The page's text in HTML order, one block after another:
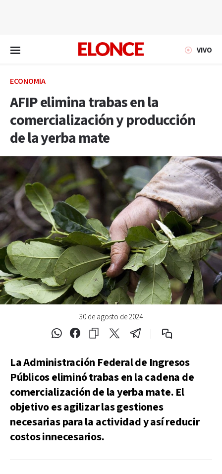
VIVO
ECONOMÍA
AFIP elimina trabas en la
comercialización y producción
de la yerba mate
30 de agosto de 2024
La Administración Federal de Ingresos
Públicos eliminó trabas en la cadena de
comercialización de la yerba mate. El
objetivo es agilizar las gestiones
necesarias para la actividad y así reducir
costos innecesarios.